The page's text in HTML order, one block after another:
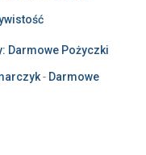
Darmowe Pożyczki
- Darmowe